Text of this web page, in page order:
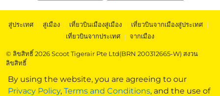
By using the website, you are agreeing to our
Privacy Policy, Terms and Conditions, and the use of
สู่ประเทศ | สู่เมือง | เที่ยวบินเมืองสู่เมือง | เที่ยวบินจากเมืองสู่ประเทศ |
เที่ยวบินจากประเทศ | จากเมือง
© ลิขสิทธิ์ 2026 Scoot Tigerair Pte Ltd(BRN 200312665-W) สงวน
ลิขสิทธิ์